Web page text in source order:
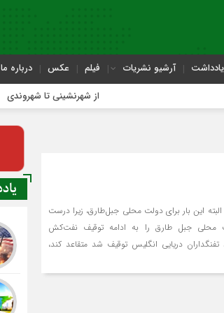
یادداشت آرشیو نشریات فیلم عکس
درباره ما
از شهرنشینی تا شهروندی
این بار برای دولت محلی جبل‌طارق، زیرا درست
محلی جبل‌ طارق را به ادامه توقیف نفت‌کش
دریایی انگلیس توقیف شد متقاعد کند،